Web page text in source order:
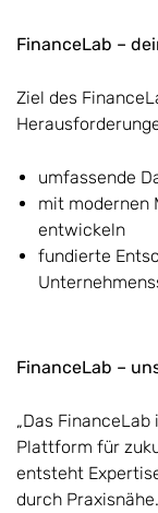
FinanceLab –
Ziel des
umfassende
mit modernen
entwickeln
fundierte
FinanceLab –
„Das
Plattform für
entsteht
durch